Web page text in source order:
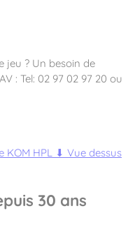
jeu ? Un besoin de
: Tel: 02 97 02 97 20 ou
KOM HPL ⬇ Vue dessus
30 ans